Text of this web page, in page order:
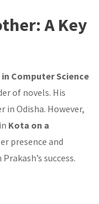
A Key
in Computer Science
of novels. His
in Odisha. However,
Kota on a
presence and
success.